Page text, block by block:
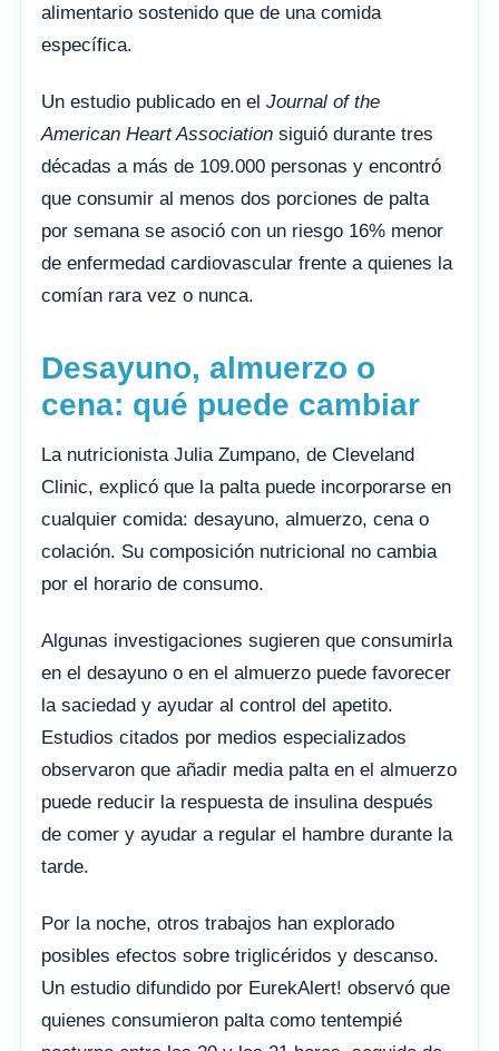
alimentario sostenido que de una comida
específica.
Un estudio publicado en el Journal of the
American Heart Association siguió durante tres
décadas a más de 109.000 personas y encontró
que consumir al menos dos porciones de palta
por semana se asoció con un riesgo 16% menor
de enfermedad cardiovascular frente a quienes la
comían rara vez o nunca.
Desayuno, almuerzo o
cena: qué puede cambiar
La nutricionista Julia Zumpano, de Cleveland
Clinic, explicó que la palta puede incorporarse en
cualquier comida: desayuno, almuerzo, cena o
colación. Su composición nutricional no cambia
por el horario de consumo.
Algunas investigaciones sugieren que consumirla
en el desayuno o en el almuerzo puede favorecer
la saciedad y ayudar al control del apetito.
Estudios citados por medios especializados
observaron que añadir media palta en el almuerzo
puede reducir la respuesta de insulina después
de comer y ayudar a regular el hambre durante la
tarde.
Por la noche, otros trabajos han explorado
posibles efectos sobre triglicéridos y descanso.
Un estudio difundido por EurekAlert! observó que
quienes consumieron palta como tentempié